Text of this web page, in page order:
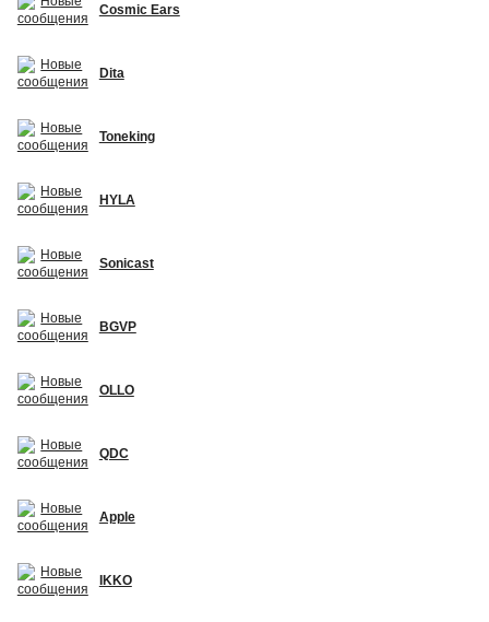
Cosmic Ears
Dita
Toneking
HYLA
Sonicast
BGVP
OLLO
QDC
Apple
IKKO